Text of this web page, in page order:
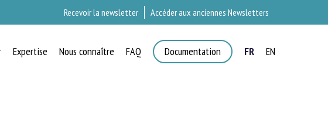
Recevoir la newsletter Accéder aux anciennes Newsletters
Expertise Nous connaître FAQ Documentation FR EN